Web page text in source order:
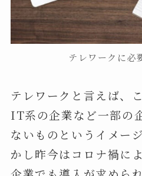
テレワークに必
テレワークと言えば、
IT系の企業など一部の
ないものというイメー
かし昨今はコロナ禍に